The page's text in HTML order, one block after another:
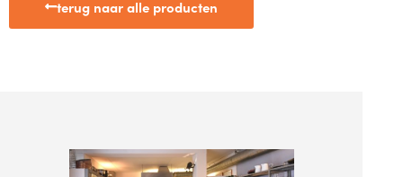
terug naar alle producten